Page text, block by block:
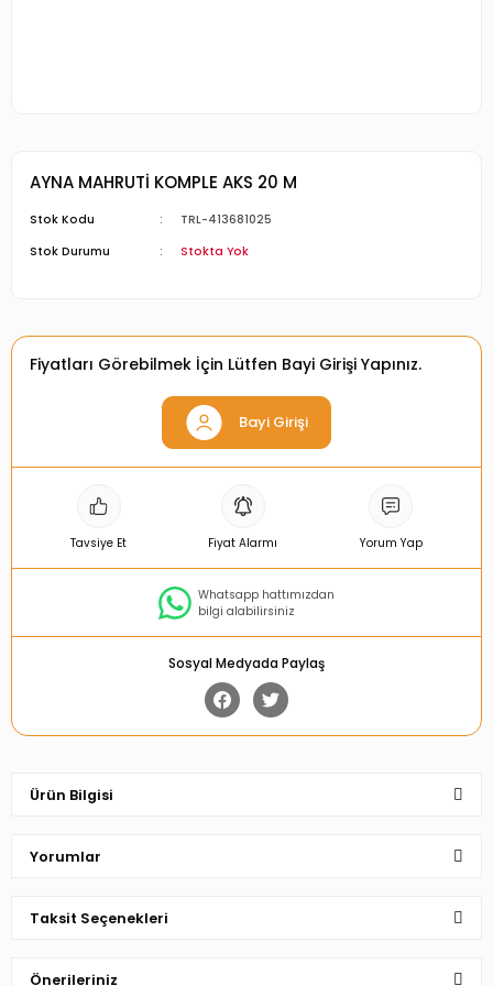
AYNA MAHRUTİ KOMPLE AKS 20 M
Stok Kodu
TRL-413681025
Stok Durumu
Stokta Yok
Fiyatları Görebilmek İçin Lütfen Bayi Girişi Yapınız.
Bayi Girişi
Tavsiye Et Fiyat Alarmı Yorum Yap
Whatsapp hattımızdan
bilgi alabilirsiniz
Sosyal Medyada Paylaş
Ürün Bilgisi
Yorumlar
Taksit Seçenekleri
Önerileriniz